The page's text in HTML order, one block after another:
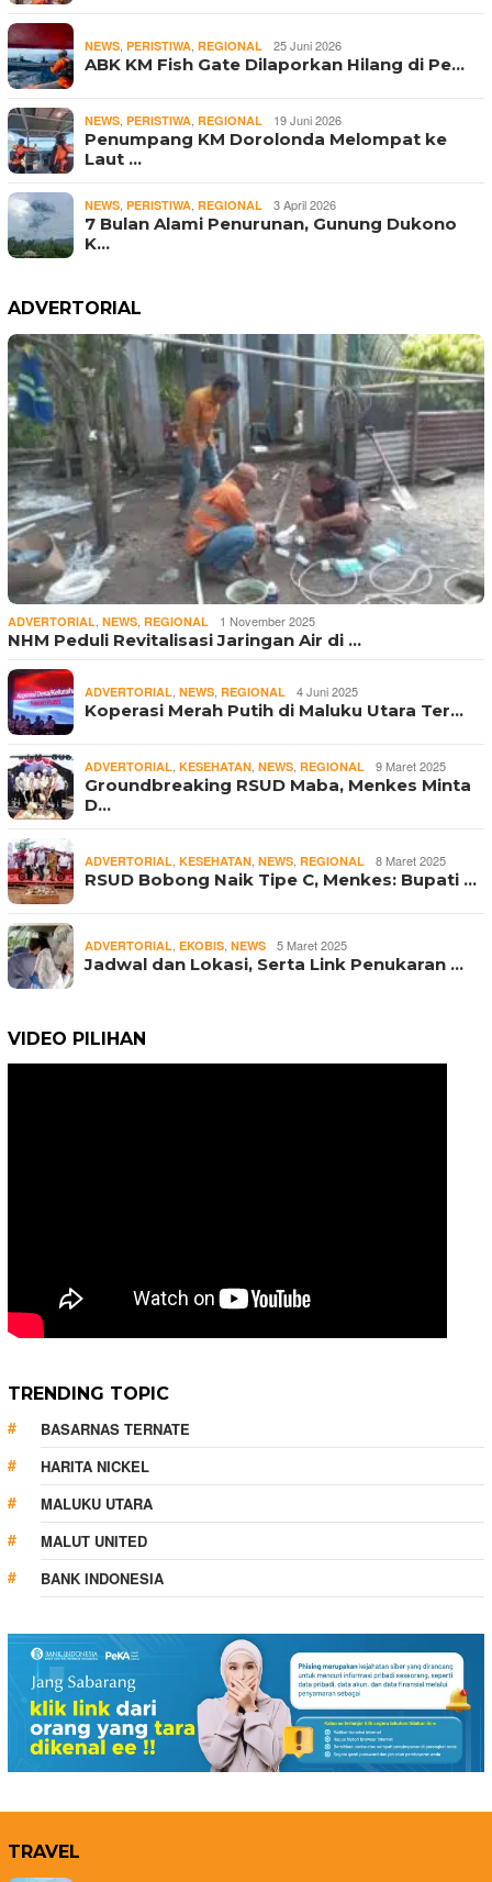
NEWS, PERISTIWA, REGIONAL 25 Juni 2026
ABK KM Fish Gate Dilaporkan Hilang di Pe…
NEWS, PERISTIWA, REGIONAL 19 Juni 2026
Penumpang KM Dorolonda Melompat ke
Laut …
NEWS, PERISTIWA, REGIONAL 3 April 2026
7 Bulan Alami Penurunan, Gunung Dukono
K…
ADVERTORIAL
ADVERTORIAL, NEWS, REGIONAL 1 November 2025
NHM Peduli Revitalisasi Jaringan Air di …
ADVERTORIAL, NEWS, REGIONAL 4 Juni 2025
Koperasi Merah Putih di Maluku Utara Ter…
ADVERTORIAL, KESEHATAN, NEWS, REGIONAL 9 Maret 2025
Groundbreaking RSUD Maba, Menkes Minta
D…
ADVERTORIAL, KESEHATAN, NEWS, REGIONAL 8 Maret 2025
RSUD Bobong Naik Tipe C, Menkes: Bupati …
ADVERTORIAL, EKOBIS, NEWS 5 Maret 2025
Jadwal dan Lokasi, Serta Link Penukaran …
VIDEO PILIHAN
TRENDING TOPIC
BASARNAS TERNATE
HARITA NICKEL
MALUKU UTARA
MALUT UNITED
BANK INDONESIA
TRAVEL